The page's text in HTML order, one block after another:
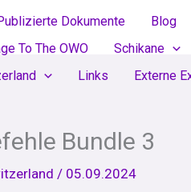
Dokumente Blog
To The OWO
Schikane
Links Externe
Bundle 3
/ 05.09.2024